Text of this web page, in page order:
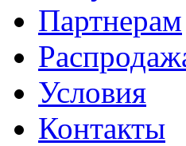
Партнерам
Условия
Контакты